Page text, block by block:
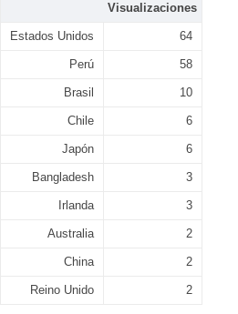
Visualizaciones
Estados Unidos 64
Perú 58
Brasil 10
Chile 6
Japón 6
Bangladesh 3
Irlanda 3
Australia 2
China 2
Reino Unido 2